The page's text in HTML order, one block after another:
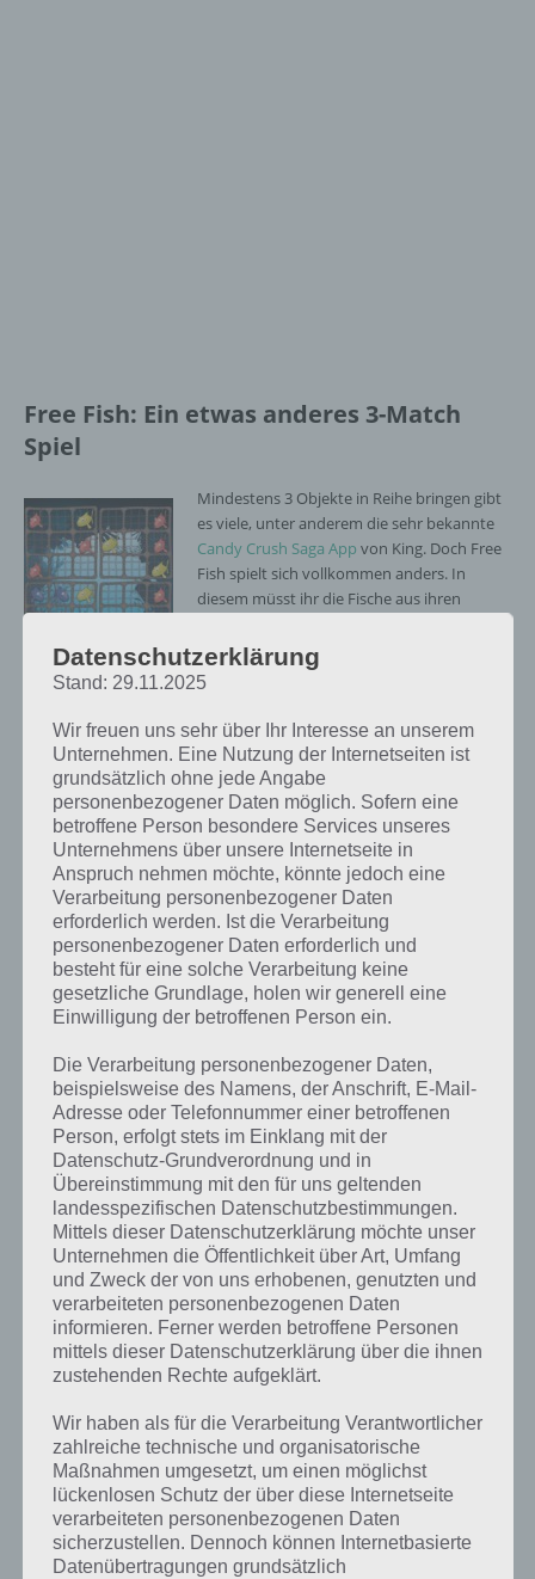
Free Fish: Ein etwas anderes 3-Match
Spiel
Free Fish: Bringe
mindestens 3
Fische in eine
Reihe
Mindestens 3 Objekte in Reihe bringen gibt
es viele, unter anderem die sehr bekannte
Candy Crush Saga App von King. Doch Free
Fish spielt sich vollkommen anders. In
diesem müsst ihr die Fische aus ihren
herausziehen.
Spielmodi “Klassisch” konfrontiert und lernt
die Basics vom Spiel. So gibt es insgesamt 5
Netze, die jeweils 3×3 Flächen groß sind (im
klassischen Spielmodus). Zu Beginn sind
diese mit Fischen voll gefüllt. Nun muss man
die Netze verschieben, um mindestens 3
Fische der gleichen Farbe zu verbinden.
Danach kann man auch innerhalb des Netzes die Tiere beliebig
bewegen.
Einfach? Von wegen!
haben zunächst so gedacht und haben uns auf ein Endlosspiel in
Free Fish eingestellt. Doch ohne die richtige Strategie und die
richtigen Züge ist bereits nach kurzer Zeit Schluss.
Desweiteren werden nach dem ersten klassischen Spiel und dem
Spiel Rasant weitere Spielmodi freigeschaltet. Alle haben
unterschiedliche Spielweisen und weitere Unterwassertiere, die es zu
verbinden gilt. Während ihr im klassischen Modus Fische in
verschiedenen Farben kombinieren müsst, geht es in “Rasant” gegen
die Zeit. Zudem gibt es weitere Tiere wie den Aal, Schildkröte und
viele weitere, die ihre eigenen Fähigkeiten haben.
Aale beispielsweise können von einem 3×3 Netz ins nächste
Erst wenn alle Fische aus dem Netzt sind, verschwinden diese oder
man verbindet 3 Schildkröten der gleichen Farbe.
Verschiedene Spielmodi in Free Fish sorgen
für Abwechslung
Datenschutzerklärung
Stand: 29.11.2025
Wir freuen uns sehr über Ihr Interesse an unserem
Unternehmen. Eine Nutzung der Internetseiten ist
grundsätzlich ohne jede Angabe
personenbezogener Daten möglich. Sofern eine
betroffene Person besondere Services unseres
Unternehmens über unsere Internetseite in
Anspruch nehmen möchte, könnte jedoch eine
Verarbeitung personenbezogener Daten
erforderlich werden. Ist die Verarbeitung
personenbezogener Daten erforderlich und
besteht für eine solche Verarbeitung keine
gesetzliche Grundlage, holen wir generell eine
Einwilligung der betroffenen Person ein.
Die Verarbeitung personenbezogener Daten,
beispielsweise des Namens, der Anschrift, E-Mail-
Adresse oder Telefonnummer einer betroffenen
Person, erfolgt stets im Einklang mit der
Datenschutz-Grundverordnung und in
Übereinstimmung mit den für uns geltenden
landesspezifischen Datenschutzbestimmungen.
Mittels dieser Datenschutzerklärung möchte unser
Unternehmen die Öffentlichkeit über Art, Umfang
und Zweck der von uns erhobenen, genutzten und
verarbeiteten personenbezogenen Daten
informieren. Ferner werden betroffene Personen
mittels dieser Datenschutzerklärung über die ihnen
zustehenden Rechte aufgeklärt.
Wir haben als für die Verarbeitung Verantwortlicher
zahlreiche technische und organisatorische
Maßnahmen umgesetzt, um einen möglichst
lückenlosen Schutz der über diese Internetseite
verarbeiteten personenbezogenen Daten
sicherzustellen. Dennoch können Internetbasierte
Datenübertragungen grundsätzlich